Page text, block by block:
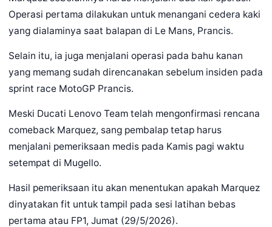
Operasi pertama dilakukan untuk menangani cedera kaki
yang dialaminya saat balapan di Le Mans, Prancis.
Selain itu, ia juga menjalani operasi pada bahu kanan
yang memang sudah direncanakan sebelum insiden pada
sprint race MotoGP Prancis.
Meski Ducati Lenovo Team telah mengonfirmasi rencana
comeback Marquez, sang pembalap tetap harus
menjalani pemeriksaan medis pada Kamis pagi waktu
setempat di Mugello.
Hasil pemeriksaan itu akan menentukan apakah Marquez
dinyatakan fit untuk tampil pada sesi latihan bebas
pertama atau FP1, Jumat (29/5/2026).